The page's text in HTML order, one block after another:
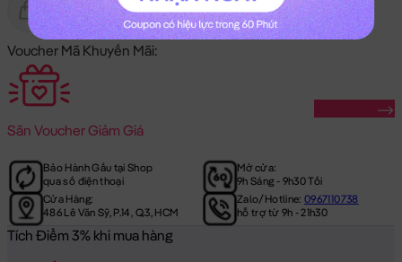
Gửi Tặng Hết Hàng
Voucher Mã Khuyến Mãi:
Săn Voucher Giảm Giá
Bảo Hành Gấu tại Shop
qua số điện thoại
Mở cửa:
9h Sáng - 9h30 Tối
Cửa Hàng:
486 Lê Văn Sỹ, P.14, Q.3, HCM
Zalo/Hotline:0967110738
hỗ trợ từ 9h - 21h30
Tích Điểm 3% khi mua hàng